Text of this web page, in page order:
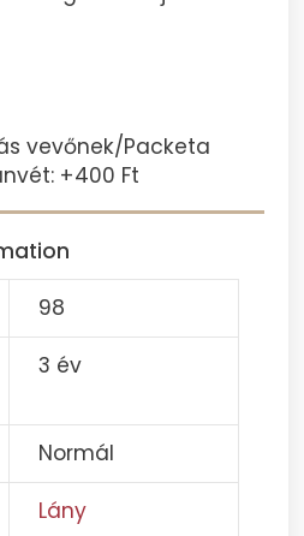
vevőnek/Packeta
+400 Ft
98
3 év
Normál
Lány